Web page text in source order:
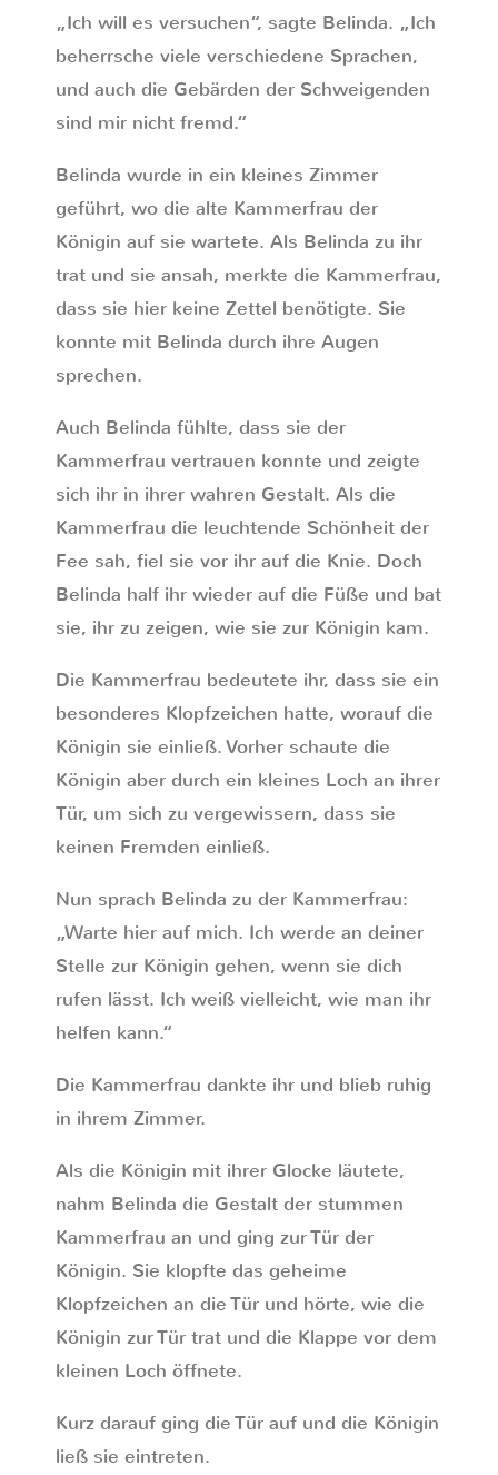
„Ich will es versuchen“, sagte Belinda. „Ich
beherrsche viele verschiedene Sprachen,
und auch die Gebärden der Schweigenden
sind mir nicht fremd.“
Belinda wurde in ein kleines Zimmer
geführt, wo die alte Kammerfrau der
Königin auf sie wartete. Als Belinda zu ihr
trat und sie ansah, merkte die Kammerfrau,
dass sie hier keine Zettel benötigte. Sie
konnte mit Belinda durch ihre Augen
sprechen.
Auch Belinda fühlte, dass sie der
Kammerfrau vertrauen konnte und zeigte
sich ihr in ihrer wahren Gestalt. Als die
Kammerfrau die leuchtende Schönheit der
Fee sah, fiel sie vor ihr auf die Knie. Doch
Belinda half ihr wieder auf die Füße und bat
sie, ihr zu zeigen, wie sie zur Königin kam.
Die Kammerfrau bedeutete ihr, dass sie ein
besonderes Klopfzeichen hatte, worauf die
Königin sie einließ. Vorher schaute die
Königin aber durch ein kleines Loch an ihrer
Tür, um sich zu vergewissern, dass sie
keinen Fremden einließ.
Nun sprach Belinda zu der Kammerfrau:
„Warte hier auf mich. Ich werde an deiner
Stelle zur Königin gehen, wenn sie dich
rufen lässt. Ich weiß vielleicht, wie man ihr
helfen kann.“
Die Kammerfrau dankte ihr und blieb ruhig
in ihrem Zimmer.
Als die Königin mit ihrer Glocke läutete,
nahm Belinda die Gestalt der stummen
Kammerfrau an und ging zur Tür der
Königin. Sie klopfte das geheime
Klopfzeichen an die Tür und hörte, wie die
Königin zur Tür trat und die Klappe vor dem
kleinen Loch öffnete.
Kurz darauf ging die Tür auf und die Königin
ließ sie eintreten.